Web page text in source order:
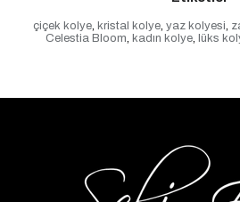
çiçek kolye kristal kolye yaz kolyesi
Celestia Bloom kadın kolye, lüks